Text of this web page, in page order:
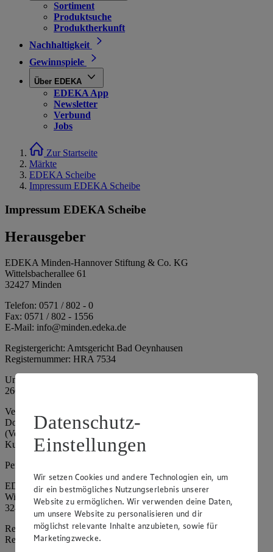
Sortiment
Produktsuche
Produktherkunft
Nachhaltigkeit
Gewinnspiele
Über EDEKA
EDEKA App
Newsletter
Verbund
Jobs
Zur Startseite
Märkte
EDEKA Scheibe
Impressum EDEKA Scheibe
Impressum EDEKA Scheibe
Herausgeber
EDEKA Minden-Hannover Stiftung & Co. KG
Wittelsbacherallee 61
32427 Minden
Telefon: 0571 / 802 - 0
Fax: 0571 / 802 - 1556
E-Mail: info@minden.edeka.de
Registergericht: Amtsgericht Bad Oeynhausen
Registernummer: HRA 7534
Umsatzsteuer-Identifikationsnummer gem. § 27a UStG: DE
266067317
Vertretungsberechtigte: Mark Rosenkranz (Sprecher), Eileen
Dominique Klingsiek (Vorstandsmitglied), Ulf-U. Plath
(Vorstandsmitglied), Stephan Wohler (Vorstandsmitglied), Marc
Kuhlmann (Aufsichtsratsvorsitzender)
Persönlich haftende Gesellschafterin:
EDEKA Minden-Hannover Holding GmbH
Wittelsbacherallee 61
32427 Minden
Registergericht: Amtsgericht Bad Oeynhausen
Registernummer: HRB 4086
Datenschutz-
Einstellungen
Wir setzen Cookies und andere Technologien ein, um
dir ein bestmögliches Nutzungserlebnis unserer
Website zu ermöglichen. Wir verwenden deine Daten,
um unsere Website zu personalisieren und dir
möglichst relevante Inhalte anzubieten, sowie für
Marketingzwecke.